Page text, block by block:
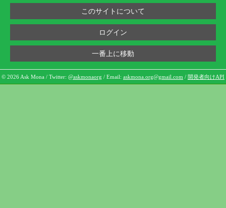
このサイトについて
ログイン
一番上に移動
© 2026 Ask Mona / Twitter: @askmonaorg / Email: askmona.org@gmail.com / 開発者向けAPI